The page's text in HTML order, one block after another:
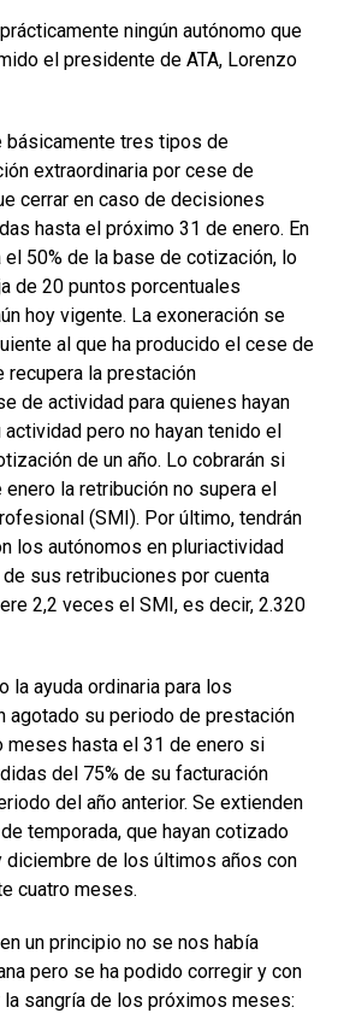
ningún autónomo que
el presidente de ATA, Lorenzo
básicamente tres tipos de
extraordinaria por cese de
cerrar en caso de decisiones
hasta el próximo 31 de enero. En
50% de la base de cotización, lo
de 20 puntos porcentuales
hoy vigente. La exoneración se
al que ha producido el cese de
recupera la prestación
de actividad para quienes hayan
pero no hayan tenido el
de un año. Lo cobrarán si
la retribución no supera el
(SMI). Por último, tendrán
los autónomos en pluriactividad
sus retribuciones por cuenta
2,2 veces el SMI, es decir, 2.320
la ayuda ordinaria para los
agotado su periodo de prestación
meses hasta el 31 de enero si
del 75% de su facturación
del año anterior. Se extienden
temporada, que hayan cotizado
diciembre de los últimos años con
cuatro meses.
un principio no se nos había
pero se ha podido corregir y con
sangría de los próximos meses: